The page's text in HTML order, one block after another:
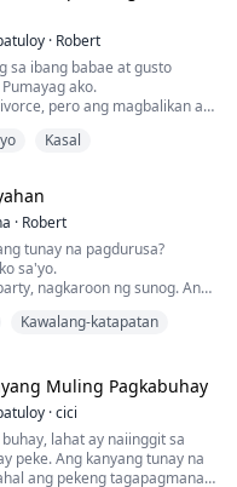
na nila ako nang parang
nag-iisa sa loob ng bahay na
· Robert
sa ibang babae at gusto
ako.
pero ang magbalikan ay
nalaman ng ex-husband ko na
ko: "Lumayas ka!"
Kasal
· Robert
tunay na pagdurusa?
sa'yo.
nagkaroon ng sunog. Ang
sinagip—sinagip niya ang
Kawalang-katapatan
Muling Pagkabuhay
·cici
lahat ay naiinggit sa
peke. Ang kanyang tunay na
ang pekeng tagapagmana,